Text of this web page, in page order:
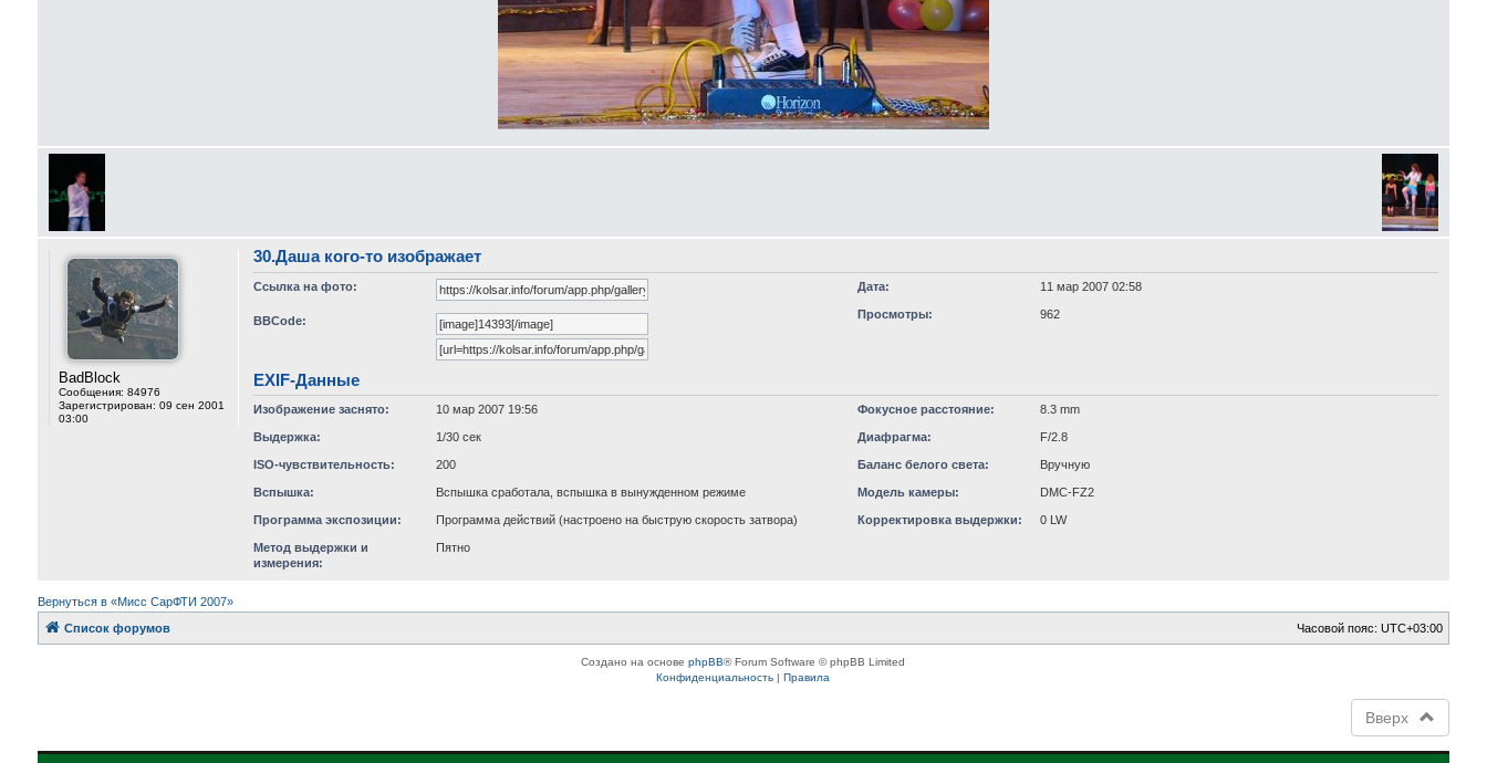
BadBlock
Сообщения: 84976
Зарегистрирован: 09 сен 2001
03:00
30.Даша кого-то изображает
Дата: 11 мар 2007 02:58
Ссылка на фото:
Просмотры: 962
BBCode:
EXIF-Данные
Изображение заснято: 10 мар 2007 19:56 Фокусное расстояние: 8.3 mm
Выдержка: 1/30 сек Диафрагма: F/2.8
ISO-чувствительность: 200 Баланс белого света: Вручную
Вспышка: Вспышка сработала, вспышка в вынужденном режиме Модель камеры: DMC-FZ2
Программа экспозиции: Программа действий (настроено на быструю скорость затвора) Корректировка выдержки: 0 LW
Метод выдержки и
измерения:
Пятно
Вернуться в «Мисс СарФТИ 2007»
Список форумов
Часовой пояс:UTC+03:00
Создано на основеphpBB® Forum Software © phpBB Limited
Конфиденциальность |Правила
Вверх